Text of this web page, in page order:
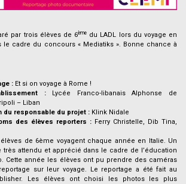
par trois élèves de 6ème du LADL lors du voyage en
le cadre du concours « Mediatiks ». Bonne chance à
: Et si on voyage à Rome !
:Lycée Franco-libanais Alphonse de
– Liban
du responsable du projet : Klink Nidale
des élèves reporters : Ferry Christelle, Dib Tina,
élèves de 6ème voyagent chaque année en Italie. Un
très attendu et apprécié dans le cadre de l’éducation
Cette année les élèves ont pu prendre des caméras
sur leur voyage. Le reportage a été fait au
Les élèves ont choisi les photos les plus